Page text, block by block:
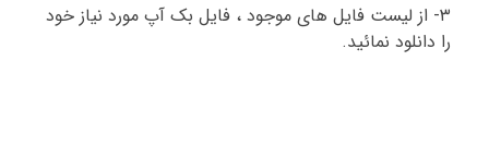
۳- از لیست فایل های موجود ، فایل بک آپ مورد نیاز خود
را دانلود نمائید.